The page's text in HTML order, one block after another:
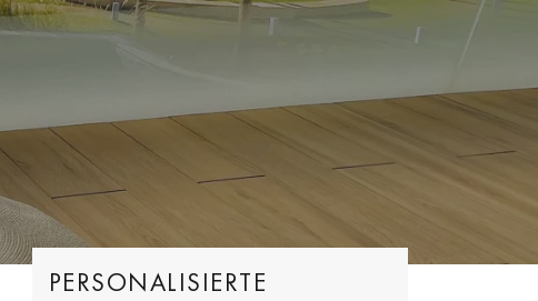
PERSONALISIERTE